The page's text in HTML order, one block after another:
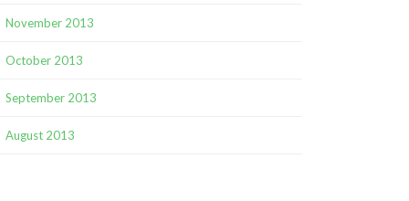
November 2013
October 2013
September 2013
August 2013